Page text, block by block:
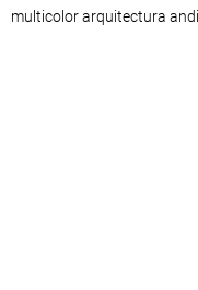
multicolor arquitectura